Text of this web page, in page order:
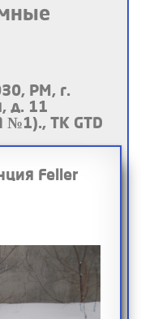
РМ, г.
д. 11
№1)., ТК GTD
Feller